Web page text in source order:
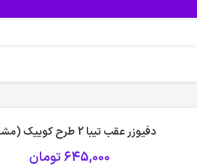
دفیوزر عقب تیبا 2 طرح کوییک (مشکی)
645,000تومان